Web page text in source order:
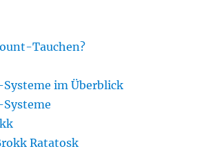
Tauchen?
im Überblick
Ratatosk